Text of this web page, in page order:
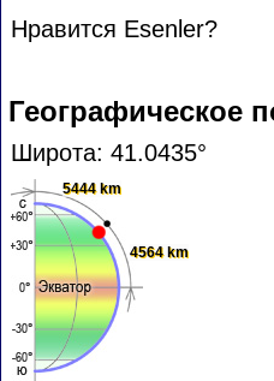
Нравится Esenler?
Географическое
Широта: 41.0435°
5444 km
4564 km